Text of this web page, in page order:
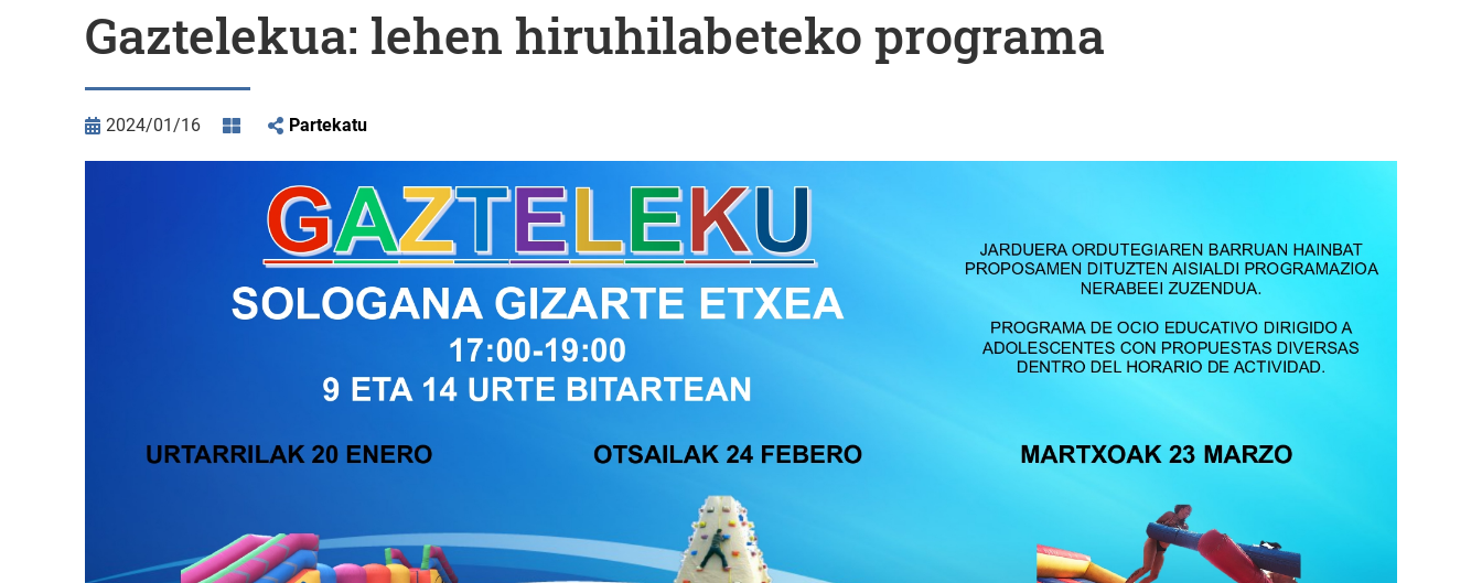
Gaztelekua: lehen hiruhilabeteko programa
2024/01/16 Partekatu